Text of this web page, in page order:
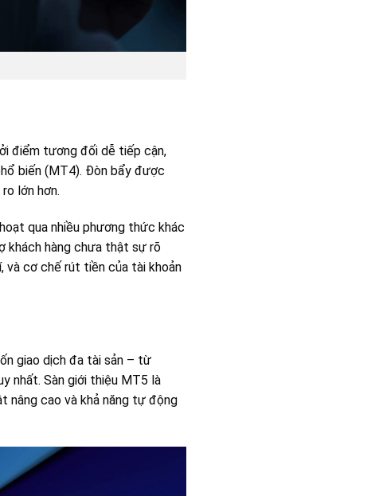
điểm tương đối dễ tiếp cận,
biến (MT4). Đòn bẩy được
lớn hơn.
qua nhiều phương thức khác
khách hàng chưa thật sự rõ
và cơ chế rút tiền của tài khoản
giao dịch đa tài sản – từ
nhất. Sàn giới thiệu MT5 là
nâng cao và khả năng tự động